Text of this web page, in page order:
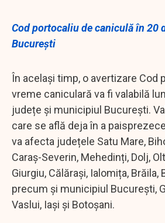
Cod portocaliu de caniculă în 20
București
În același timp, o avertizare Cod
vreme caniculară va fi valabilă
județe și municipiul București.
care se află deja în a
va afecta județele Satu Mare,
Caraș-Severin, Mehedinți, Dolj,
Giurgiu, Călărași, Ialomița, Brăila,
precum și municipiul București,
Vaslui, Iași și Botoșani.